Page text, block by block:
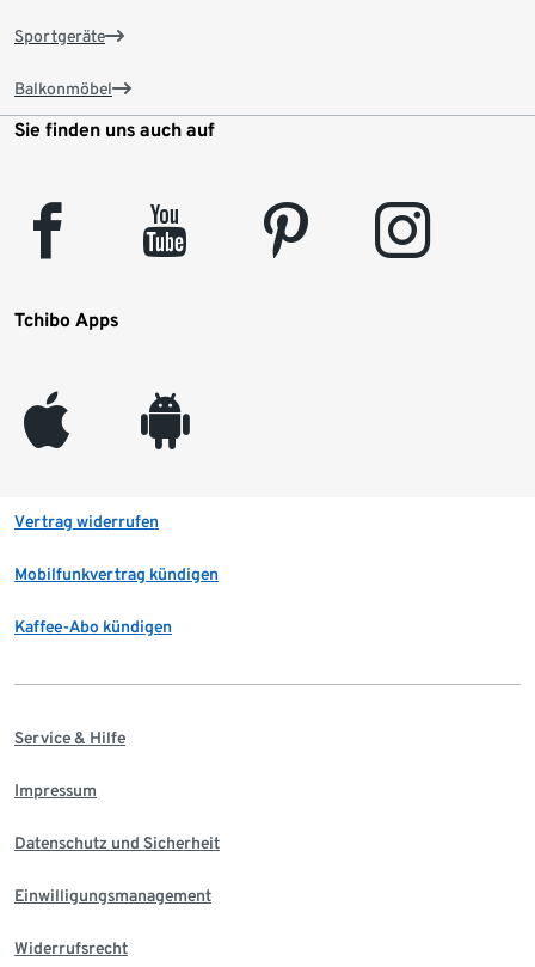
Sportgeräte
Balkonmöbel
Sie finden uns auch auf
facebook youtube pinterest instagram
Tchibo Apps
appleinc android
Vertrag widerrufen
Mobilfunkvertrag kündigen
Kaffee-Abo kündigen
Service & Hilfe
Impressum
Datenschutz und Sicherheit
Einwilligungsmanagement
Widerrufsrecht